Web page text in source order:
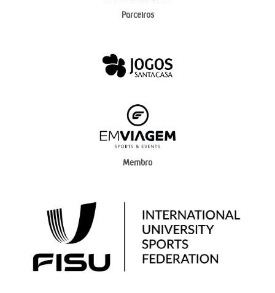
Parceiros
Membro